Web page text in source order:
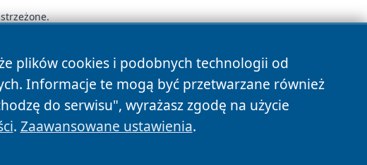
plików cookies i podobnych technologii od
Informacje te mogą być przetwarzane również
do serwisu", wyrażasz zgodę na użycie
. Zaawansowane ustawienia.
Cookies